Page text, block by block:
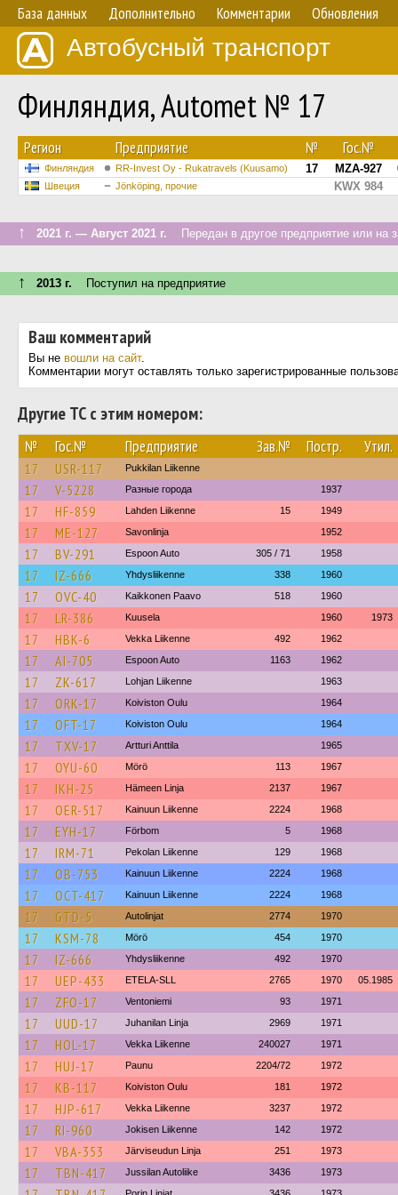
База данных Дополнительно Комментарии Обновления
Автобусный транспорт
Финляндия, Automet № 17
Регион Предприятие № Гос.№
Финляндия RR-Invest Oy - Rukatravels (Kuusamo) 17 MZA-927
Швеция Jönköping, прочие KWX 984
↑ 2021 г. — Август 2021 г. Передан в другое предприятие или на
↑ 2013 г. Поступил на предприятие
Ваш комментарий
Вы не вошли на сайт.
Комментарии могут оставлять только зарегистрированные
Другие ТС с этим номером:
№ Гос.№ Предприятие Зав.№ Постр. Утил.
17 USR-117 Pukkilan Liikenne
17 V-5228 Разные города 1937
17 HF-859 Lahden Liikenne 15 1949
17 ME-127 Savonlinja 1952
17 BV-291 Espoon Auto 305 / 71 1958
17 IZ-666 Yhdysliikenne 338 1960
17 OVC-40 Kaikkonen Paavo 518 1960
17 LR-386 Kuusela 1960 1973
17 HBK-6 Vekka Liikenne 492 1962
17 AI-705 Espoon Auto 1163 1962
17 ZK-617 Lohjan Liikenne 1963
17 ORK-17 Koiviston Oulu 1964
17 OFT-17 Koiviston Oulu 1964
17 TXV-17 Artturi Anttila 1965
17 OYU-60 Mörö 113 1967
17 IKH-25 Hämeen Linja 2137 1967
17 OER-517 Kainuun Liikenne 2224 1968
17 EYH-17 Förbom 5 1968
17 IRM-71 Pekolan Liikenne 129 1968
17 OB-753 Kainuun Liikenne 2224 1968
17 OCT-417 Kainuun Liikenne 2224 1968
17 GTD-5 Autolinjat 2774 1970
17 KSM-78 Mörö 454 1970
17 IZ-666 Yhdysliikenne 492 1970
17 UEP-433 ETELA-SLL 2765 1970 05.1985
17 ZFO-17 Ventoniemi 93 1971
17 UUD-17 Juhanilan Linja 2969 1971
17 HOL-17 Vekka Liikenne 240027 1971
17 HUJ-17 Paunu 2204/72 1972
17 KB-117 Koiviston Oulu 181 1972
17 HJP-617 Vekka Liikenne 3237 1972
17 RI-960 Jokisen Liikenne 142 1972
17 VBA-353 Järviseudun Linja 251 1973
17 TBN-417 Jussilan Autoliike 3436 1973